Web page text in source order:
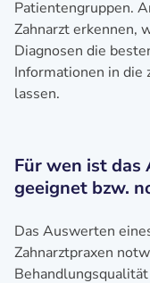
Patientengruppen.
Zahnarzt erkennen,
Diagnosen die
Informationen in die
lassen.
Für wen ist das
geeignet bzw.
Das Auswerten
Zahnarztpraxen